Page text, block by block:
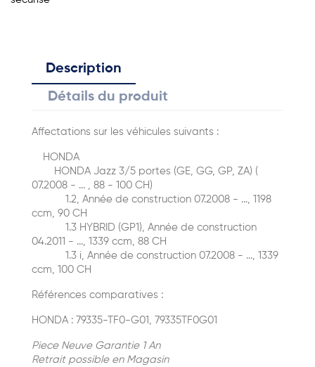
Description
Détails du produit
Affectations sur les véhicules suivants :
HONDA
HONDA Jazz 3/5 portes (GE, GG, GP, ZA) (
07.2008 - ... , 88 - 100 CH)
1.2, Année de construction 07.2008 - ..., 1198
ccm, 90 CH
1.3 HYBRID (GP1), Année de construction
04.2011 - ..., 1339 ccm, 88 CH
1.3 i, Année de construction 07.2008 - ..., 1339
ccm, 100 CH
Références comparatives :
HONDA : 79335-TF0-G01, 79335TF0G01
Piece Neuve Garantie 1 An
Retrait possible en Magasin